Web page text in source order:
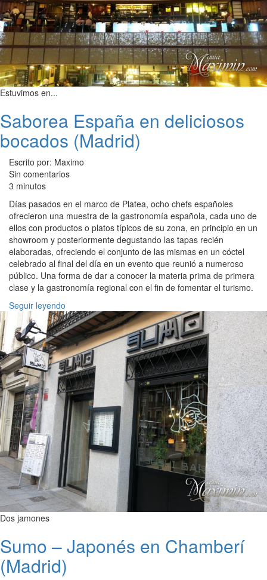
Estuvimos en...
Saborea España en deliciosos
bocados (Madrid)
Escrito por: Maximo
Sin comentarios
3 minutos
Días pasados en el marco de Platea, ocho chefs españoles
ofrecieron una muestra de la gastronomía española, cada uno de
ellos con productos o platos típicos de su zona, en principio en un
showroom y posteriormente degustando las tapas recién
elaboradas, ofreciendo el conjunto de las mismas en un cóctel
celebrado al final del día en un evento que reunió a numeroso
público. Una forma de dar a conocer la materia prima de primera
clase y la gastronomía regional con el fin de fomentar el turismo.
Seguir leyendo
Dos jamones
Sumo – Japonés en Chamberí
(Madrid)